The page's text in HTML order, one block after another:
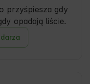
przyśpiesza gdy
opadają liście.